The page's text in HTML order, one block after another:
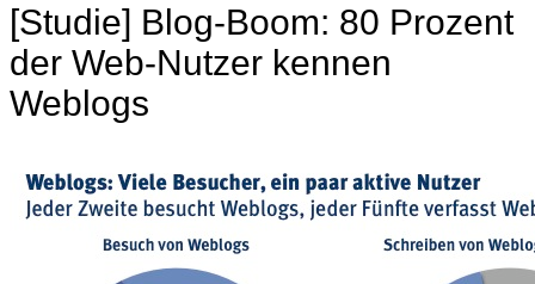
[Studie] Blog-Boom: 80 Prozent
der Web-Nutzer kennen
Weblogs